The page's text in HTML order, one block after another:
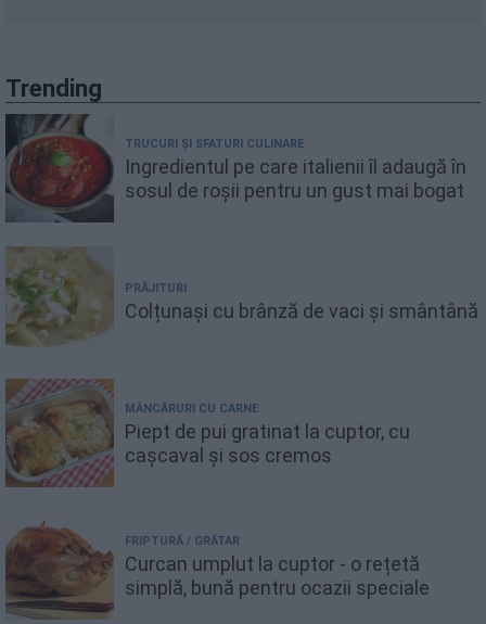
Trending
TRUCURI ȘI SFATURI CULINARE
Ingredientul pe care italienii îl adaugă în
sosul de roșii pentru un gust mai bogat
PRĂJITURI
Colțunași cu brânză de vaci și smântână
MÂNCĂRURI CU CARNE
Piept de pui gratinat la cuptor, cu
cașcaval și sos cremos
FRIPTURĂ / GRĂTAR
Curcan umplut la cuptor - o rețetă
simplă, bună pentru ocazii speciale